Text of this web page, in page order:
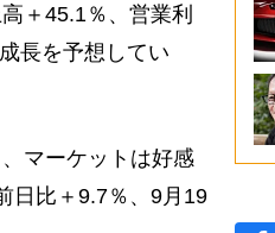
＋45.1％、営業利
長を予想してい
マーケットは好感
日比＋9.7％、9月19